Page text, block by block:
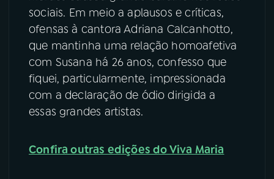
PODCASTS
06VIDEOCASTS
07 ÚLTIMAS
sociais. Em meio a aplausos e críticas,
ofensas à cantora Adriana Calcanhotto,
que mantinha uma relação homoafetiva
com Susana há 26 anos, confesso que
fiquei, particularmente, impressionada
com a declaração de ódio dirigida a
essas grandes artistas.
Confira outras edições do Viva Maria